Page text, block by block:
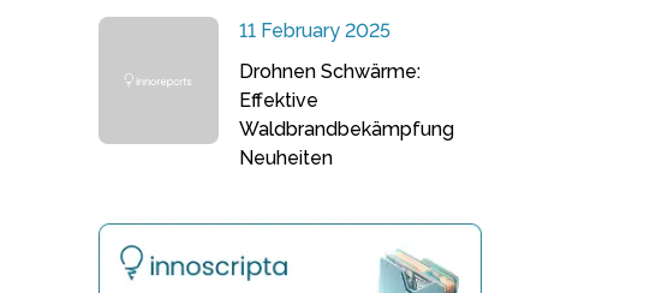
11 February 2025
Drohnen Schwärme:
Effektive
Waldbrandbekämpfung
Neuheiten